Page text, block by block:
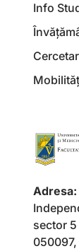
Info
Adresa:
sector